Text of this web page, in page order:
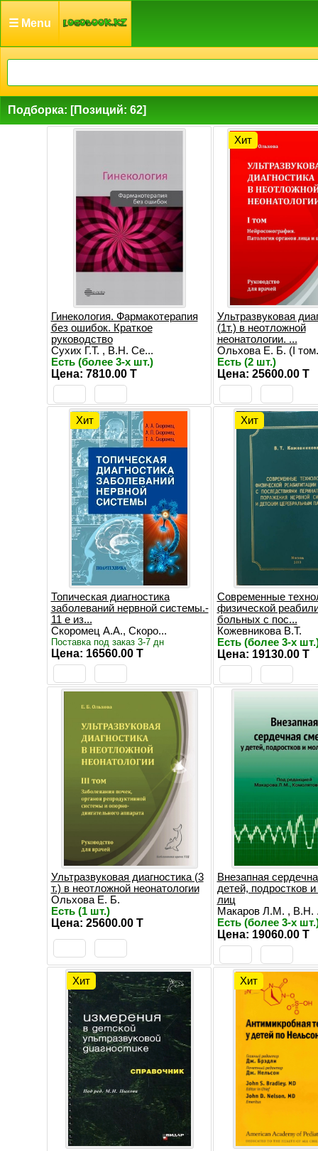
☰ Menu
Подборка: [Позиций: 62]
Гинекология. Фармакотерапия
без ошибок. Краткое
руководство
Сухих Г.Т. , В.Н. Се...
Есть (более 3-х шт.)
Цена: 7810.00 T
Хит
Ультразвуковая
(1т.) в неотложной
неонатологии. ...
Ольхова Е. Б. (I
Есть (2 шт.)
Цена: 25600.00 T
Хит
Топическая диагностика
заболеваний нервной системы.-
11 е из...
Скоромец А.А., Скоро...
Поставка под заказ 3-7 дн
Цена: 16560.00 T
Хит
Современные
физической
больных с пос...
Кожевникова В.Т.
Есть (более 3-х
Цена: 19130.00 T
Ультразвуковая диагностика (3
т.) в неотложной неонатологии
Ольхова Е. Б.
Есть (1 шт.)
Цена: 25600.00 T
Внезапная
детей, подростков
лиц
Макаров Л.М. , В.Н.
Есть (более 3-х
Цена: 19060.00 T
Хит Хит